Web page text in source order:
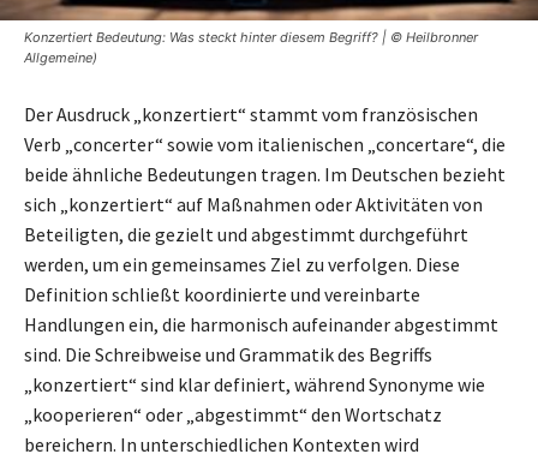
Konzertiert Bedeutung: Was steckt hinter diesem Begriff? | © Heilbronner
Allgemeine)
Der Ausdruck „konzertiert“ stammt vom französischen
Verb „concerter“ sowie vom italienischen „concertare“, die
beide ähnliche Bedeutungen tragen. Im Deutschen bezieht
sich „konzertiert“ auf Maßnahmen oder Aktivitäten von
Beteiligten, die gezielt und abgestimmt durchgeführt
werden, um ein gemeinsames Ziel zu verfolgen. Diese
Definition schließt koordinierte und vereinbarte
Handlungen ein, die harmonisch aufeinander abgestimmt
sind. Die Schreibweise und Grammatik des Begriffs
„konzertiert“ sind klar definiert, während Synonyme wie
„kooperieren“ oder „abgestimmt“ den Wortschatz
bereichern. In unterschiedlichen Kontexten wird